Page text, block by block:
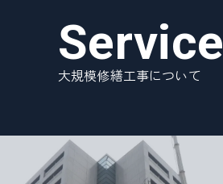
Service
大規模修繕工事について